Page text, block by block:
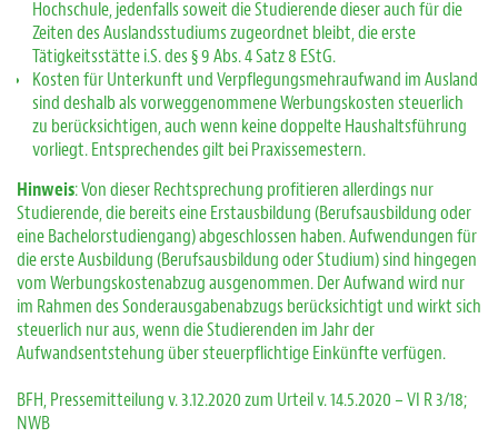
Hochschule, jedenfalls soweit die Studierende dieser auch für die
Zeiten des Auslandsstudiums zugeordnet bleibt, die erste
Tätigkeitsstätte i.S. des § 9 Abs. 4 Satz 8 EStG.
Kosten für Unterkunft und Verpflegungsmehraufwand im Ausland
sind deshalb als vorweggenommene Werbungskosten steuerlich
zu berücksichtigen, auch wenn keine doppelte Haushaltsführung
vorliegt. Entsprechendes gilt bei Praxissemestern.
Hinweis: Von dieser Rechtsprechung profitieren allerdings nur
Studierende, die bereits eine Erstausbildung (Berufsausbildung oder
eine Bachelorstudiengang) abgeschlossen haben. Aufwendungen für
die erste Ausbildung (Berufsausbildung oder Studium) sind hingegen
vom Werbungskostenabzug ausgenommen. Der Aufwand wird nur
im Rahmen des Sonderausgabenabzugs berücksichtigt und wirkt sich
steuerlich nur aus, wenn die Studierenden im Jahr der
Aufwandsentstehung über steuerpflichtige Einkünfte verfügen.
BFH, Pressemitteilung v. 3.12.2020 zum Urteil v. 14.5.2020 – VI R 3/18;
NWB